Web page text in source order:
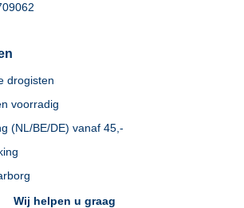
drogisten
voorradig
(NL/BE/DE) vanaf 45,-
Wij helpen u graag